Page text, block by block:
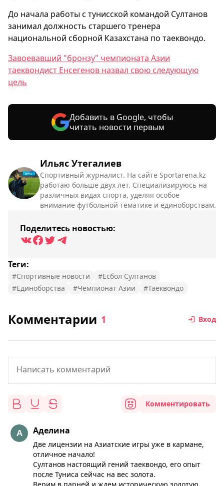
Ильяс Утегалиев
Спортивный журналист. На сайте Sportarena.kz
работаю больше двух лет. Специализируюсь на
различных видах спорта, уделяя особое
внимание футбольной тематике и единоборствам.
Поделитесь новостью:
Теги:
#Спортивные новости
#Есбол Султанов
#Единоборства
#Чемпионат Азии #Таеквондо
До начала работы с тунисской командой Султанов
занимал должность старшего тренера
национальной сборной Казахстана по таеквондо.
Завоевавший "бронзу" чемпионата Азии
таеквондист Енсегенов назвал свою следующую
цель
Добавить в Google, чтобы
читать новости первым
Комментарии 1 Вход
Комментировать
Аделина
Две лицензии на Азиатские игры уже в кармане,
отличное начало!
Султанов настоящий гений таеквондо, его опыт
после Туниса сейчас на вес золота.